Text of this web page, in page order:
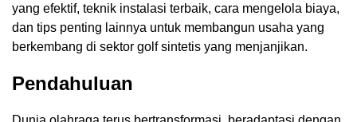
yang efektif, teknik instalasi terbaik, cara mengelola biaya,
dan tips penting lainnya untuk membangun usaha yang
berkembang di sektor golf sintetis yang menjanjikan.
Pendahuluan